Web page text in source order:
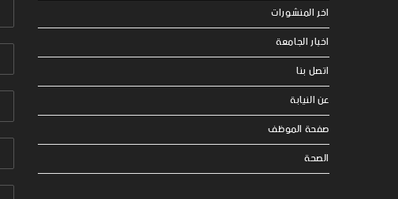
اخر المنشورات
اخبار الجامعة
اتصل بنا
عن النيابة
صفحة الموظف
الصحة